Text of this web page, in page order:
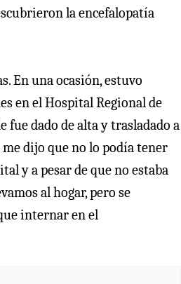
la encefalopatía
En una ocasión, estuvo
en el Hospital Regional de
fue dado de alta y trasladado a
dijo que no lo podía tener
y a pesar de que no estaba
al hogar, pero se
internar en el